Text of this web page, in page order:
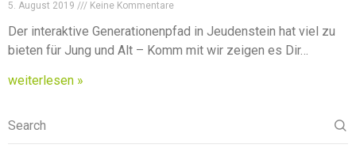
5. August 2019 Keine Kommentare
Der interaktive Generationenpfad in Jeudenstein hat viel zu
bieten für Jung und Alt – Komm mit wir zeigen es Dir…
weiterlesen »
Search